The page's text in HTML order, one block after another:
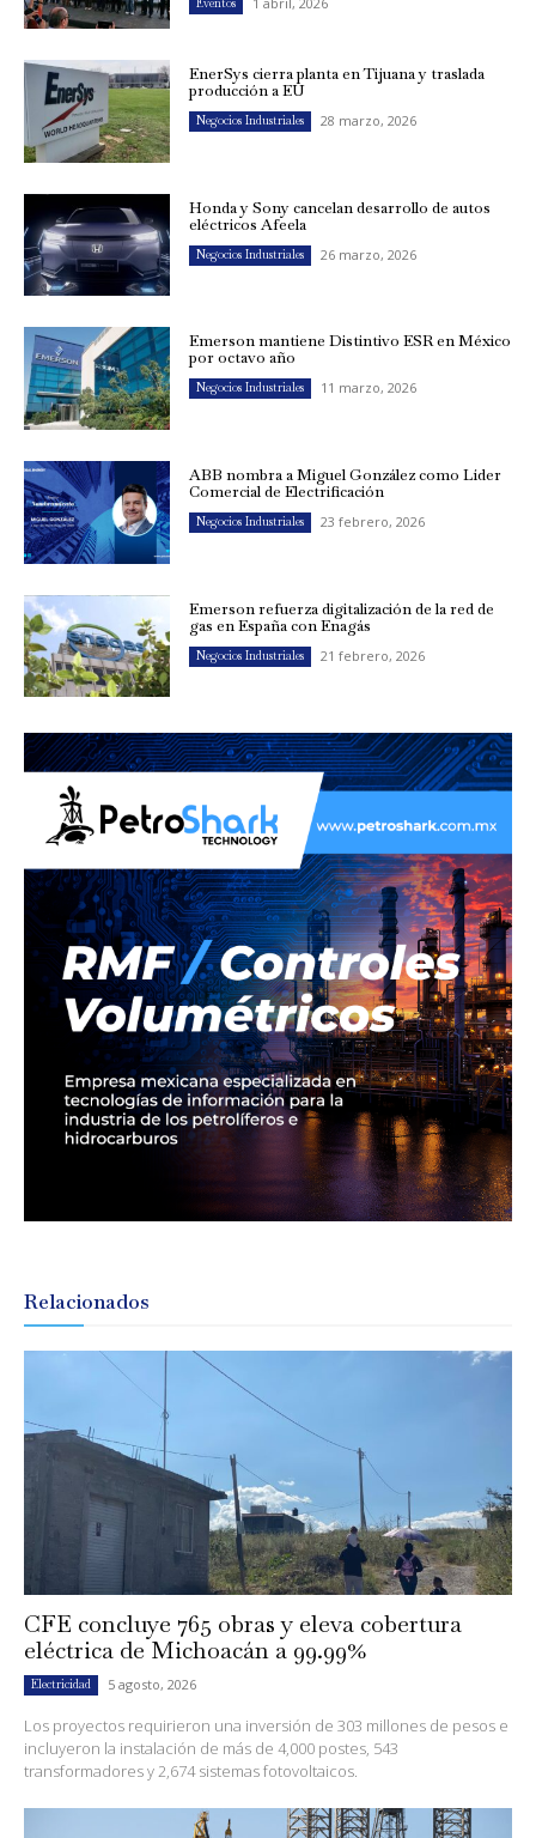
Eventos
EnerSys cierra planta en Tijuana y traslada
producción a EU
Negocios Industriales 28 marzo, 2026
Honda y Sony cancelan desarrollo de autos
eléctricos Afeela
Negocios Industriales 26 marzo, 2026
Emerson mantiene Distintivo ESR en México
por octavo año
Negocios Industriales 11 marzo, 2026
ABB nombra a Miguel González como Líder
Comercial de Electrificación
Negocios Industriales 23 febrero, 2026
Emerson refuerza digitalización de la red de
gas en España con Enagás
Negocios Industriales 21 febrero, 2026
Relacionados
CFE concluye 765 obras y eleva cobertura
eléctrica de Michoacán a 99.99%
Electricidad 5 agosto, 2026
Los proyectos requirieron una inversión de 303 millones de pesos e
incluyeron la instalación de más de 4,000 postes, 543
transformadores y 2,674 sistemas fotovoltaicos.